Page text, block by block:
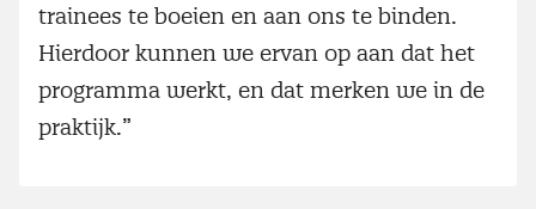
trainees te boeien en aan ons te binden.
Hierdoor kunnen we ervan op aan dat het
programma werkt, en dat merken we in de
praktijk.”